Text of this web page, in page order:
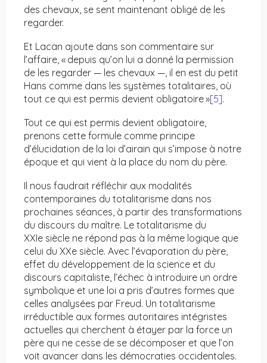
des chevaux, se sent maintenant obligé de les
regarder.
Et Lacan ajoute dans son commentaire sur
l’affaire, « depuis qu’on lui a donné la permission
de les regarder — les chevaux —, il en est du petit
Hans comme dans les systèmes totalitaires, où
tout ce qui est permis devient obligatoire »[5].
Tout ce qui est permis devient obligatoire,
prenons cette formule comme principe
d’élucidation de la loi d’airain qui s’impose à notre
époque et qui vient à la place du nom du père.
Il nous faudrait réfléchir aux modalités
contemporaines du totalitarisme dans nos
prochaines séances, à partir des transformations
du discours du maître. Le totalitarisme du
XXIe siècle ne répond pas à la même logique que
celui du XXe siècle. Avec l’évaporation du père,
effet du développement de la science et du
discours capitaliste, l’échec à introduire un ordre
symbolique et une loi a pris d’autres formes que
celles analysées par Freud. Un totalitarisme
irréductible aux formes autoritaires intégristes
actuelles qui cherchent à étayer par la force un
père qui ne cesse de se décomposer et que l’on
voit avancer dans les démocraties occidentales.